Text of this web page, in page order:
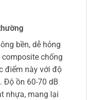
bền, dễ hỏng
chống
điểm này với độ
Độ ồn 60-70 dB
nhựa, mang lại